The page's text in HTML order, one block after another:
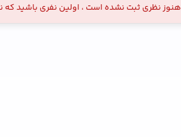
هنوز نظری ثبت نشده است ، اولین نفری باشید که